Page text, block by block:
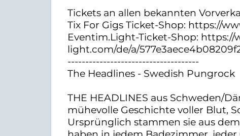
Tickets an allen bekannten
Tix For Gigs Ticket-Shop: https://
Eventim.Light-Ticket-Shop: https://
light.com/de/a/
-------------------------------------
The Headlines - Swedish Pungrock
THE HEADLINES aus Schweden/
mühevolle Geschichte voller Blut,
Ursprünglich stammen sie aus